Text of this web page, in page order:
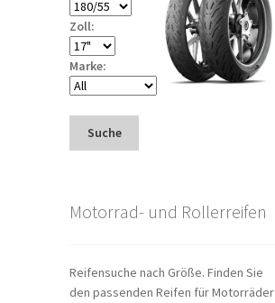
Zoll:
Marke:
Suche
Motorrad- und Rollerreifen
Reifensuche nach Größe. Finden Sie
den passenden Reifen für Motorräder